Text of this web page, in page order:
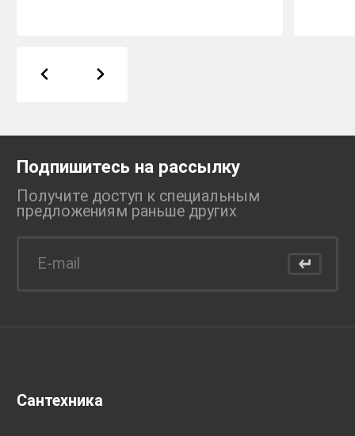
Подпишитесь на рассылку
Получите доступ к специальным
предложениям раньше других
Сантехника